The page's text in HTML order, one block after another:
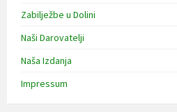
Zabilježbe u Dolini
Naši Darovatelji
Naša Izdanja
Impressum